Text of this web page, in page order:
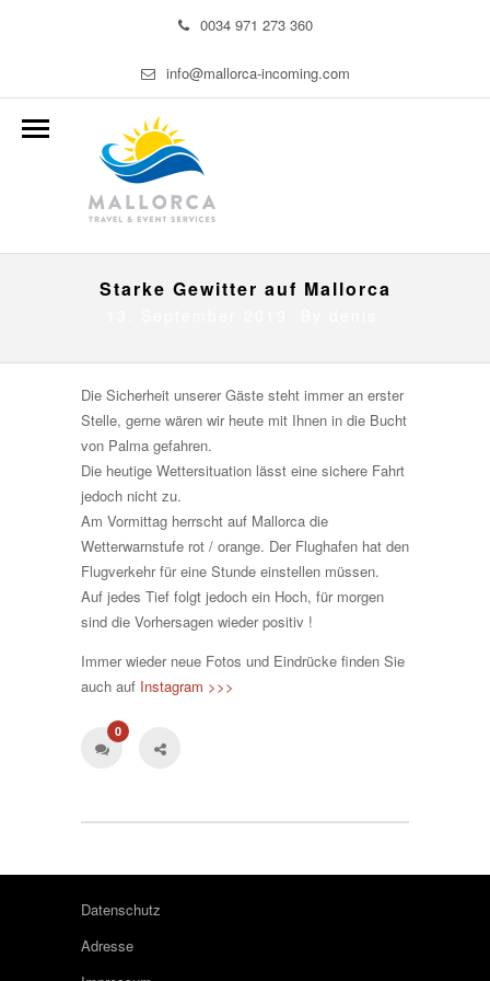
0034 971 273 360
info@mallorca-incoming.com
Starke Gewitter auf Mallorca
Die Sicherheit unserer Gäste steht immer an erster
Stelle, gerne wären wir heute mit Ihnen in die Bucht
von Palma gefahren.
Die heutige Wettersituation lässt eine sichere Fahrt
jedoch nicht zu.
Am Vormittag herrscht auf Mallorca die
Wetterwarnstufe rot / orange. Der Flughafen hat den
Flugverkehr für eine Stunde einstellen müssen.
Auf jedes Tief folgt jedoch ein Hoch, für morgen
sind die Vorhersagen wieder positiv !
Immer wieder neue Fotos und Eindrücke finden Sie
auch auf Instagram >>>
0
Datenschutz
Adresse